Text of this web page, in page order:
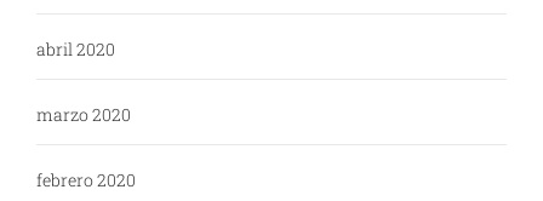
abril 2020
marzo 2020
febrero 2020